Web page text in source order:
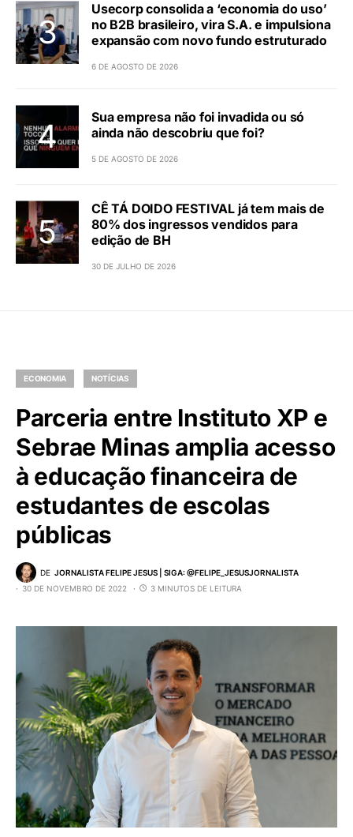
Usecorp consolida a ‘economia do uso’
no B2B brasileiro, vira S.A. e impulsiona
expansão com novo fundo estruturado
6 DE AGOSTO DE 2026
Sua empresa não foi invadida ou só
ainda não descobriu que foi?
5 DE AGOSTO DE 2026
CÊ TÁ DOIDO FESTIVAL já tem mais de
80% dos ingressos vendidos para
edição de BH
30 DE JULHO DE 2026
ECONOMIA NOTÍCIAS
Parceria entre Instituto XP e
Sebrae Minas amplia acesso
à educação financeira de
estudantes de escolas
públicas
DE JORNALISTA FELIPE JESUS | SIGA: @FELIPE_JESUSJORNALISTA
30 DE NOVEMBRO DE 2022
3 MINUTOS DE LEITURA